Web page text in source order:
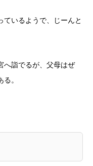
ているようで、じーんと
へ詣でるが、父母はぜ
。